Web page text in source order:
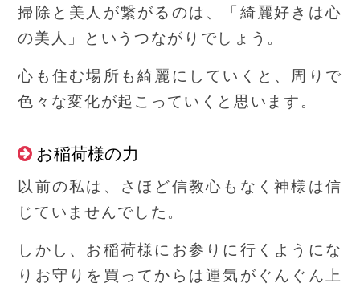
掃除と美人が繋がるのは、「綺麗好きは心
の美人」というつながりでしょう。
心も住む場所も綺麗にしていくと、周りで
色々な変化が起こっていくと思います。
お稲荷様の力
以前の私は、さほど信教心もなく神様は信
じていませんでした。
しかし、お稲荷様にお参りに行くようにな
りお守りを買ってからは運気がぐんぐん上